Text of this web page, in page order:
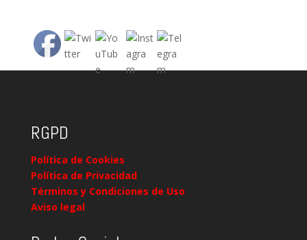
RGPD
Política de Cookies
Política de Privacidad
Términos y Condiciones de Uso
Aviso legal